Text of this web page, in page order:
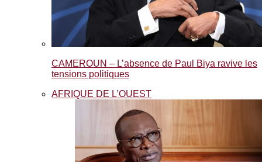
CAMEROUN – L’absence de Paul Biya ravive les
tensions politiques
AFRIQUE DE L’OUEST